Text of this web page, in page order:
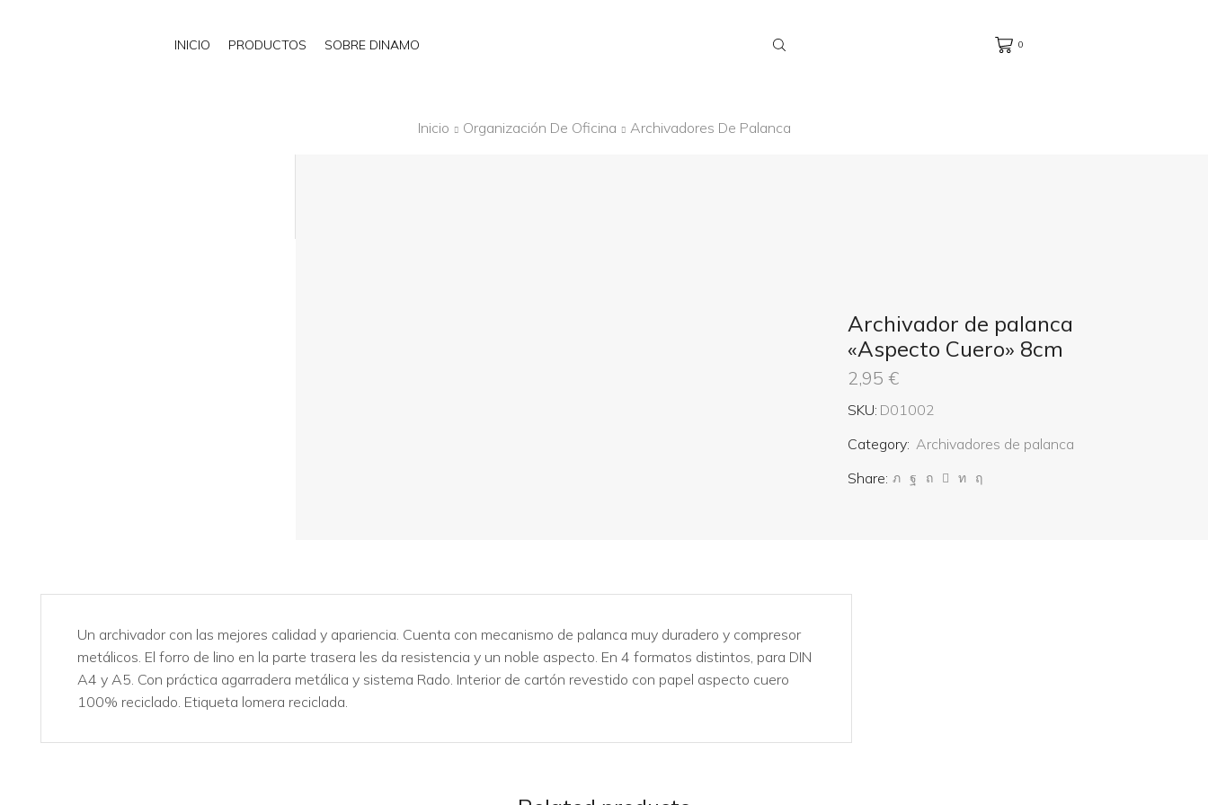
INICIO PRODUCTOS SOBRE DINAMO 0
Inicio Organización De Oficina Archivadores De Palanca
Archivador de palanca
«Aspecto Cuero» 8cm
2,95 €
SKU: D01002
Category: Archivadores de palanca
Share:
Un archivador con las mejores calidad y apariencia. Cuenta con mecanismo de palanca muy duradero y compresor
metálicos. El forro de lino en la parte trasera les da resistencia y un noble aspecto. En 4 formatos distintos, para DIN
A4 y A5. Con práctica agarradera metálica y sistema Rado. Interior de cartón revestido con papel aspecto cuero
100% reciclado. Etiqueta lomera reciclada.